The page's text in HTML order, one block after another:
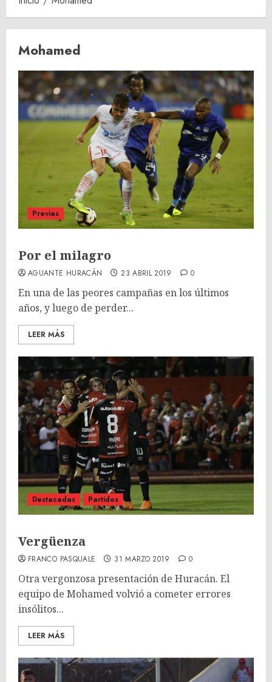
Mohamed
Previas
Por el milagro
AGUANTE HURACÁN 23 ABRIL 2019 0
En una de las peores campañas en los últimos
años, y luego de perder...
LEER MÁS
Destacadas Partidos
Vergüenza
FRANCO PASQUALE 31 MARZO 2019 0
Otra vergonzosa presentación de Huracán. El
equipo de Mohamed volvió a cometer errores
insólitos...
LEER MÁS